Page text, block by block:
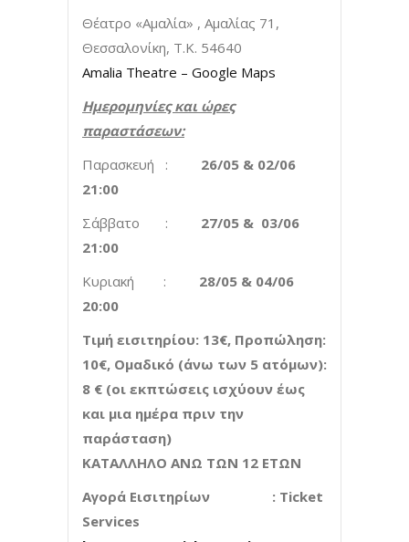
Θέατρο «Αμαλία» , Αμαλίας 71,
Θεσσαλονίκη, Τ.Κ. 54640
Amalia Theatre – Google Maps
Ημερομηνίες και ώρες
παραστάσεων:
Παρασκευή : 26/05 & 02/06
21:00
Σάββατο : 27/05 & 03/06
21:00
Κυριακή : 28/05 & 04/06
20:00
Τιμή εισιτηρίου: 13€, Προπώληση:
10€, Ομαδικό (άνω των 5 ατόμων):
8 € (οι εκπτώσεις ισχύουν έως
και μια ημέρα πριν την
παράσταση)
ΚΑΤΑΛΛΗΛΟ ΑΝΩ ΤΩΝ 12 ΕΤΩΝ
Αγορά Εισιτηρίων : Ticket
Services